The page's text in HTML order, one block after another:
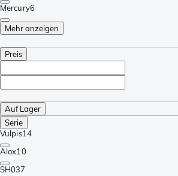
Mercury6
Mehr anzeigen
Preis
Auf Lager
Serie
Vulpis14
Alox10
SH037